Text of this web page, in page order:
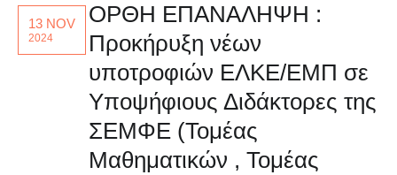
13 NOV
2024
OΡΘΗ ΕΠΑΝΑΛΗΨΗ :
Προκήρυξη νέων
υποτροφιών ΕΛΚΕ/ΕΜΠ σε
Υποψήφιους Διδάκτορες της
ΣΕΜΦΕ (Τομέας
Μαθηματικών , Τομέας